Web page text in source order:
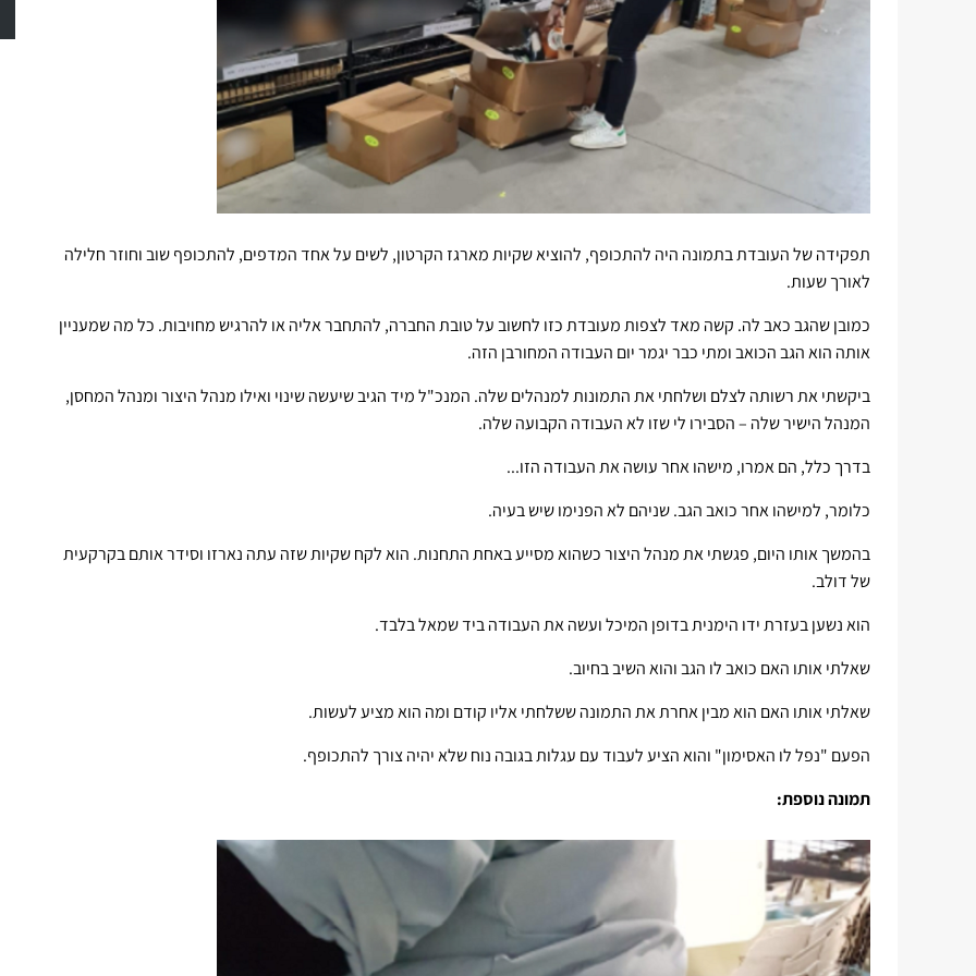
תפקידה של העובדת בתמונה היה להתכופף, להוציא שקיות מארגז הקרטון, לשים על אחד המדפים, להתכופף שוב וחוזר חלילה
לאורך שעות.
כמובן שהגב כאב לה. קשה מאד לצפות מעובדת כזו לחשוב על טובת החברה, להתחבר אליה או להרגיש מחויבות. כל מה שמעניין
אותה הוא הגב הכואב ומתי כבר יגמר יום העבודה המחורבן הזה.
ביקשתי את רשותה לצלם ושלחתי את התמונות למנהלים שלה. המנכ"ל מיד הגיב שיעשה שינוי ואילו מנהל היצור ומנהל המחסן,
המנהל הישיר שלה – הסבירו לי שזו לא העבודה הקבועה שלה.
בדרך כלל, הם אמרו, מישהו אחר עושה את העבודה הזו...
כלומר, למישהו אחר כואב הגב. שניהם לא הפנימו שיש בעיה.
בהמשך אותו היום, פגשתי את מנהל היצור כשהוא מסייע באחת התחנות. הוא לקח שקיות שזה עתה נארזו וסידר אותם בקרקעית
של דולב.
הוא נשען בעזרת ידו הימנית בדופן המיכל ועשה את העבודה ביד שמאל בלבד.
שאלתי אותו האם כואב לו הגב והוא השיב בחיוב.
שאלתי אותו האם הוא מבין אחרת את התמונה ששלחתי אליו קודם ומה הוא מציע לעשות.
הפעם "נפל לו האסימון" והוא הציע לעבוד עם עגלות בגובה נוח שלא יהיה צורך להתכופף.
תמונה נוספת: